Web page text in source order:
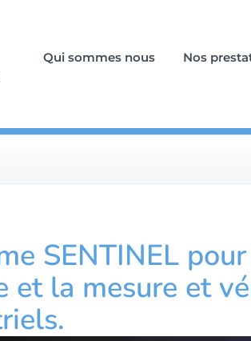
Qui sommes nous Nos
SENTINEL
et la mesure et